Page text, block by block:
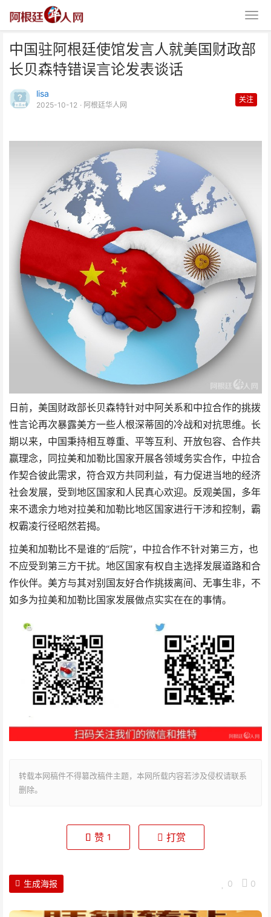
中国驻阿根廷使馆发言人就美国财政部
长贝森特错误言论发表谈话
lisa
2025-10-12 · 阿根廷华人网
关注
日前，美国财政部长贝森特针对中阿关系和中拉合作的挑拨
性言论再次暴露美方一些人根深蒂固的冷战和对抗思维。长
期以来，中国秉持相互尊重、平等互利、开放包容、合作共
赢理念，同拉美和加勒比国家开展各领域务实合作，中拉合
作契合彼此需求，符合双方共同利益，有力促进当地的经济
社会发展，受到地区国家和人民真心欢迎。反观美国，多年
来不遗余力地对拉美和加勒比地区国家进行干涉和控制，霸
权霸凌行径昭然若揭。
拉美和加勒比不是谁的“后院”，中拉合作不针对第三方，也
不应受到第三方干扰。地区国家有权自主选择发展道路和合
作伙伴。美方与其对别国友好合作挑拨离间、无事生非，不
如多为拉美和加勒比国家发展做点实实在在的事情。
转载本网稿件不得篡改稿件主题，本网所载内容若涉及侵权请联系
删除。
中国驻阿根廷使馆发言人就美国财
政部长贝森特错误言论发
赞 1 打赏
0 0
生成海报